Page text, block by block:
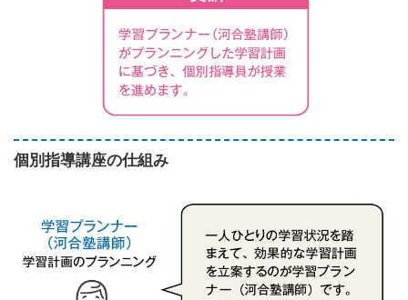
個別指導講座の仕組み